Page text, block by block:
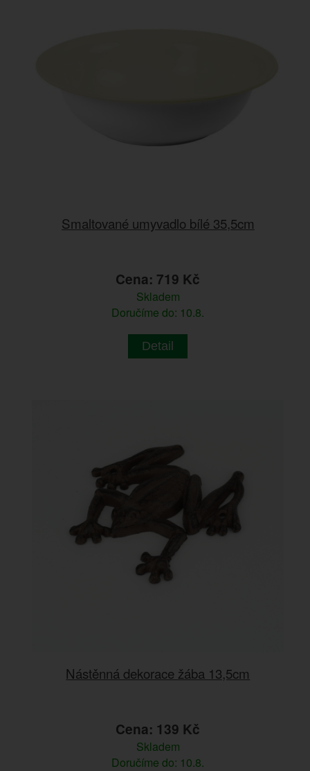
Smaltované umyvadlo bílé 35,5cm
Cena: 719 Kč
Skladem
Doručíme do: 10.8.
Detail
Nástěnná dekorace žába 13,5cm
Cena: 139 Kč
Skladem
Doručíme do: 10.8.